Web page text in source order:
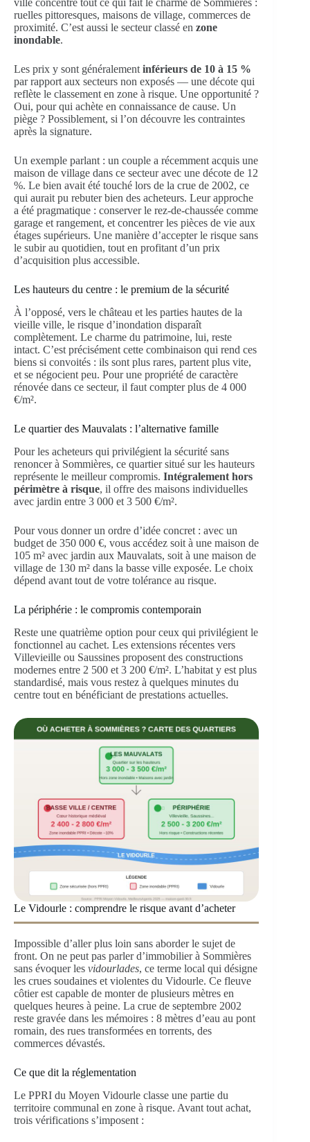
ville concentre tout ce qui fait le charme de Sommières :
ruelles pittoresques, maisons de village, commerces de
proximité. C’est aussi le secteur classé en zone
inondable.
Les prix y sont généralementinférieurs de 10 à 15 %
par rapport aux secteurs non exposés — une décote qui
reflète le classement en zone à risque. Une opportunité ?
Oui, pour qui achète en connaissance de cause. Un
piège ? Possiblement, si l’on découvre les contraintes
après la signature.
Un exemple parlant : un couple a récemment acquis une
maison de village dans ce secteur avec une décote de 12
%. Le bien avait été touché lors de la crue de 2002, ce
qui aurait pu rebuter bien des acheteurs. Leur approche
a été pragmatique : conserver le rez-de-chaussée comme
garage et rangement, et concentrer les pièces de vie aux
étages supérieurs. Une manière d’accepter le risque sans
le subir au quotidien, tout en profitant d’un prix
d’acquisition plus accessible.
Les hauteurs du centre : le premium de la sécurité
À l’opposé, vers le château et les parties hautes de la
vieille ville, le risque d’inondation disparaît
complètement. Le charme du patrimoine, lui, reste
intact. C’est précisément cette combinaison qui rend ces
biens si convoités : ils sont plus rares, partent plus vite,
et se négocient peu. Pour une propriété de caractère
rénovée dans ce secteur, il faut compter plus de 4 000
€/m².
Le quartier des Mauvalats : l’alternative famille
Pour les acheteurs qui privilégient la sécurité sans
renoncer à Sommières, ce quartier situé sur les hauteurs
représente le meilleur compromis. Intégralement hors
périmètre à risque, il offre des maisons individuelles
avec jardin entre 3 000 et 3 500 €/m².
Pour vous donner un ordre d’idée concret : avec un
budget de 350 000 €, vous accédez soit à une maison de
105 m² avec jardin aux Mauvalats, soit à une maison de
village de 130 m² dans la basse ville exposée. Le choix
dépend avant tout de votre tolérance au risque.
La périphérie : le compromis contemporain
Reste une quatrième option pour ceux qui privilégient le
fonctionnel au cachet. Les extensions récentes vers
Villevieille ou Saussines proposent des constructions
modernes entre 2 500 et 3 200 €/m². L’habitat y est plus
standardisé, mais vous restez à quelques minutes du
centre tout en bénéficiant de prestations actuelles.
Le Vidourle : comprendre le risque avant d’acheter
Impossible d’aller plus loin sans aborder le sujet de
front. On ne peut pas parler d’immobilier à Sommières
sans évoquer les vidourlades, ce terme local qui désigne
les crues soudaines et violentes du Vidourle. Ce fleuve
côtier est capable de monter de plusieurs mètres en
quelques heures à peine. La crue de septembre 2002
reste gravée dans les mémoires : 8 mètres d’eau au pont
romain, des rues transformées en torrents, des
commerces dévastés.
Ce que dit la réglementation
Le PPRI du Moyen Vidourle classe une partie du
territoire communal en zone à risque. Avant tout achat,
trois vérifications s’imposent :